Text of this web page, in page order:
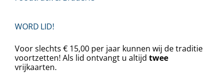
WORD LID!
Voor slechts € 15,00 per jaar kunnen wij de traditie
voortzetten! Als lid ontvangt u altijd twee
vrijkaarten.